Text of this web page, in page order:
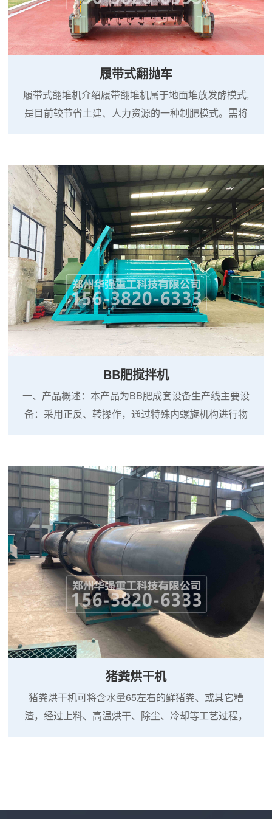
履带式翻抛车
履带式翻堆机介绍履带翻堆机属于地面堆放发酵模式,
是目前较节省土建、人力资源的一种制肥模式。需将
大大节省了时间和劳力,使有机肥厂生产效率和产品质
量有显著提高,成本大大降低。翻堆机工作时可以很有
效地把污泥、粘稠鸡粪等物料与菌种、秸秆粉搅拌均
匀。为物料发酵创造了更好的好氧环境。不仅比深槽
发酵速度快的多,...
BB肥搅拌机
一、产品概述：本产品为BB肥成套设备生产线主要设
备：采用正反、转操作，通过特殊内螺旋机构进行物
求设计制作，产量1-10万吨，采提升槽直接进料、搅
拌机直接卸料的工艺，几乎达到了"零"落料的目标。
BB肥主体设备采用正反转操作，通过特殊内螺旋机构
及三维结构进行物料搅拌与输出，整套设备具有价格
低、占地面积小...
猪粪烘干机
猪粪烘干机可将含水量65左右的鲜猪粪、或其它糟
渣，经过上料、高温烘干、除尘、冷却等工艺过程，
热风对物料进行快速干燥，设计考虑了生产余量，即